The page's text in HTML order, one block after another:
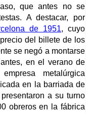
aso, que antes no se
A destacar, por
de 1951, cuyo
del billete de los
se negó a montarse
antes, en el verano de
empre­sa metalúrgica
en la barriada de
a su turno
obreros en
la fábrica